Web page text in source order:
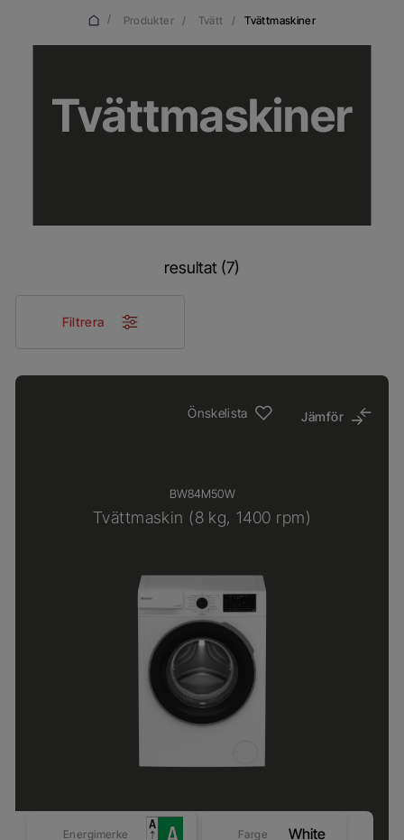
/ Produkter / Tvätt / Tvättmaskiner
Tvättmaskiner
resultat (7)
Filtrera
Önskelista Jämför
BW84M50W
Tvättmaskin (8 kg, 1400 rpm)
Energimerke Farge White